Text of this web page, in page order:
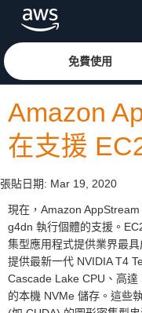
跳至主要內容按一下這裡可
免費使用
Amazon
在支援
張貼日期: Mar 19, 2020
現在，Amazon
g4dn 執行個體的支援。
集型應用程式提供業界最
提供最新一代 NVIDIA T4
Cascade Lake CPU、高
的本機 NVMe 儲存。這些